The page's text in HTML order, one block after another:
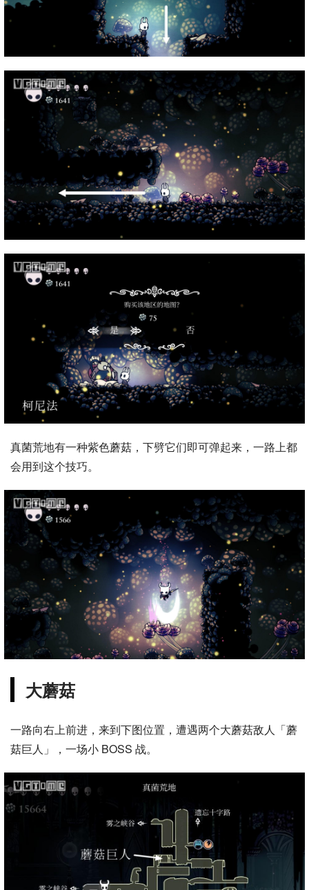
真菌荒地有一种紫色蘑菇，下劈它们即可弹起来，一路上都
会用到这个技巧。
大蘑菇
一路向右上前进，来到下图位置，遭遇两个大蘑菇敌人「蘑
菇巨人」，一场小 BOSS 战。